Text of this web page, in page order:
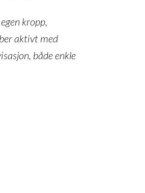
kropp,
aktivt med
både enkle